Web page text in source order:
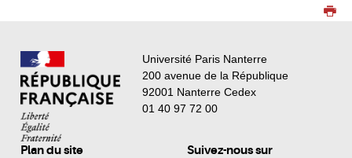
Université Paris Nanterre
200 avenue de la République
92001 Nanterre Cedex
01 40 97 72 00
Plan du site Suivez-nous sur